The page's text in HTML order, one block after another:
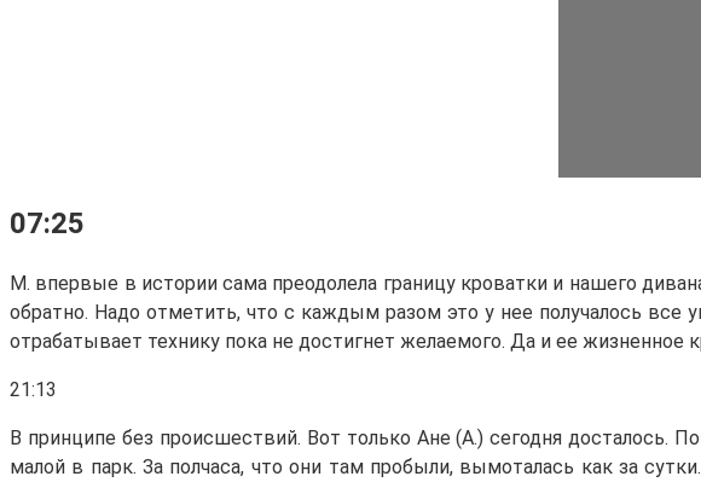
07:25
М. впервые в истории сама преодолела границу кроватки и нашего
обратно. Надо отметить, что с каждым разом это у нее получалось все
отрабатывает технику пока не достигнет желаемого. Да и ее
21:13
В принципе без происшествий. Вот только Ане (А.) сегодня досталось.
малой в парк. За полчаса, что они там пробыли, вымоталась как за